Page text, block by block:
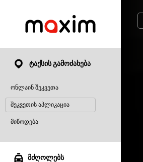
ტაქსის გამოძახება
ონლაინ შეკვეთა
შეკვეთის აპლიკაცია
მიწოდება
მძღოლებს